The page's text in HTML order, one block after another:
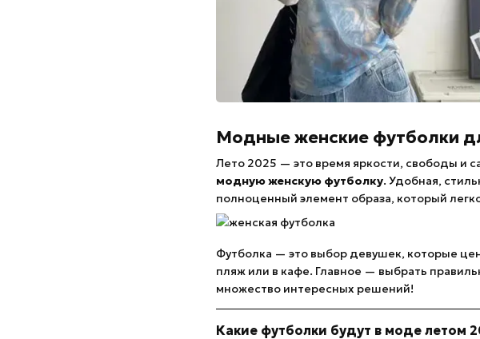
Модные женские футболки
Лето 2025 — это время яркости, свободы и
модную женскую футболку. Удобная,
полноценный элемент образа, который
Футболка — это выбор девушек, которые
пляж или в кафе. Главное — выбрать
множество интересных решений!
Какие футболки будут в моде летом